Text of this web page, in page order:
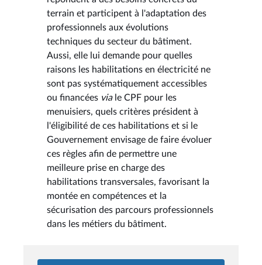
terrain et participent à l'adaptation des
professionnels aux évolutions
techniques du secteur du bâtiment.
Aussi, elle lui demande pour quelles
raisons les habilitations en électricité ne
sont pas systématiquement accessibles
ou financées viale CPF pour les
menuisiers, quels critères président à
l'éligibilité de ces habilitations et si le
Gouvernement envisage de faire évoluer
ces règles afin de permettre une
meilleure prise en charge des
habilitations transversales, favorisant la
montée en compétences et la
sécurisation des parcours professionnels
dans les métiers du bâtiment.